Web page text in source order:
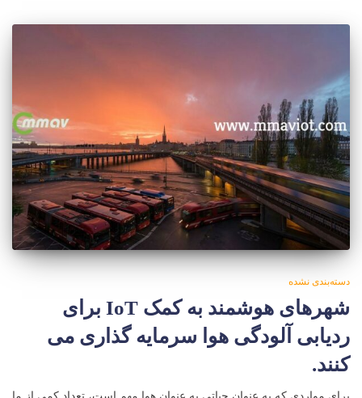
دسته‌بندی نشده
شهرهای هوشمند به کمک IoT برای
ردیابی آلودگی هوا سرمایه گذاری می
کنند.